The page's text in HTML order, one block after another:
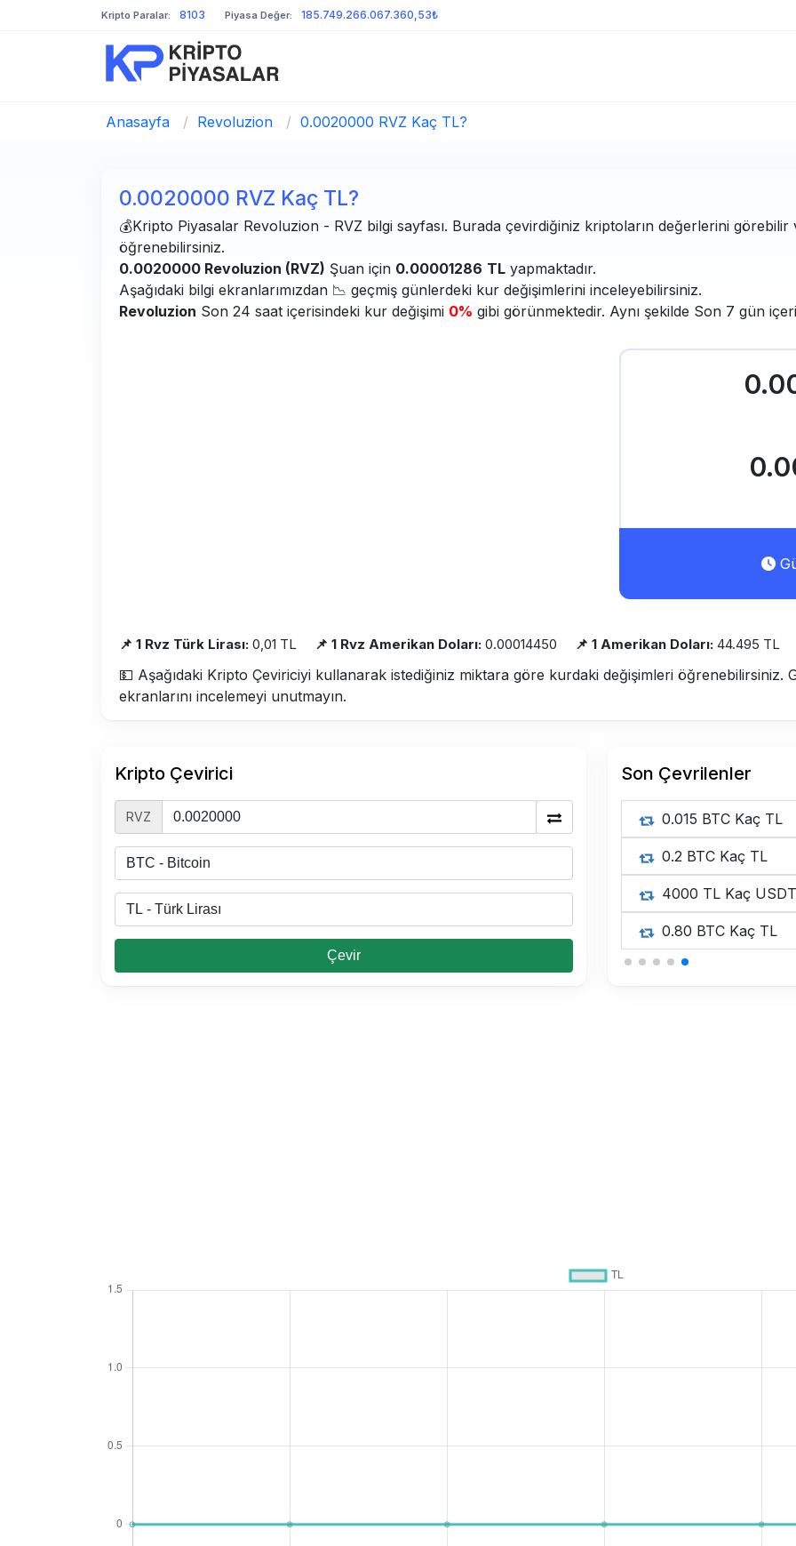
Kripto Paralar: 8103 Piyasa Değer: 185.749.266.067.360,53₺
Anasayfa / Revoluzion / 0.0020000 RVZ Kaç TL?
0.0020000 RVZ Kaç TL?
💰Kripto Piyasalar Revoluzion - RVZ bilgi sayfası. Burada çevirdiğiniz kriptoların değerlerini görebilir
öğrenebilirsiniz.
0.0020000 Revoluzion (RVZ) Şuan için 0.00001286 TL yapmaktadır.
Aşağıdaki bilgi ekranlarımızdan 📉 geçmiş günlerdeki kur değişimlerini inceleyebilirsiniz.
Revoluzion Son 24 saat içerisindeki kur değişimi 0% gibi görünmektedir. Aynı şekilde Son 7 gün
📌 1 Rvz Türk Lirası: 0,01 TL 📌 1 Rvz Amerikan Doları: 0.00014450 📌 1 Amerikan Doları: 44.495 TL
💵 Aşağıdaki Kripto Çeviriciyi kullanarak istediğiniz miktara göre kurdaki değişimleri öğrenebilirsiniz.
ekranlarını incelemeyi unutmayın.
Kripto Çevirici
RVZ
Çevir
Son Çevrilenler
2500 TL Kaç USDT
3000 TL Kaç BNB
2000 TL Kaç BNB
0.03 BNB Kaç TL
0.015 BTC Kaç TL
0.2 BTC Kaç TL
4000 TL Kaç USDT
0.80 BTC Kaç TL